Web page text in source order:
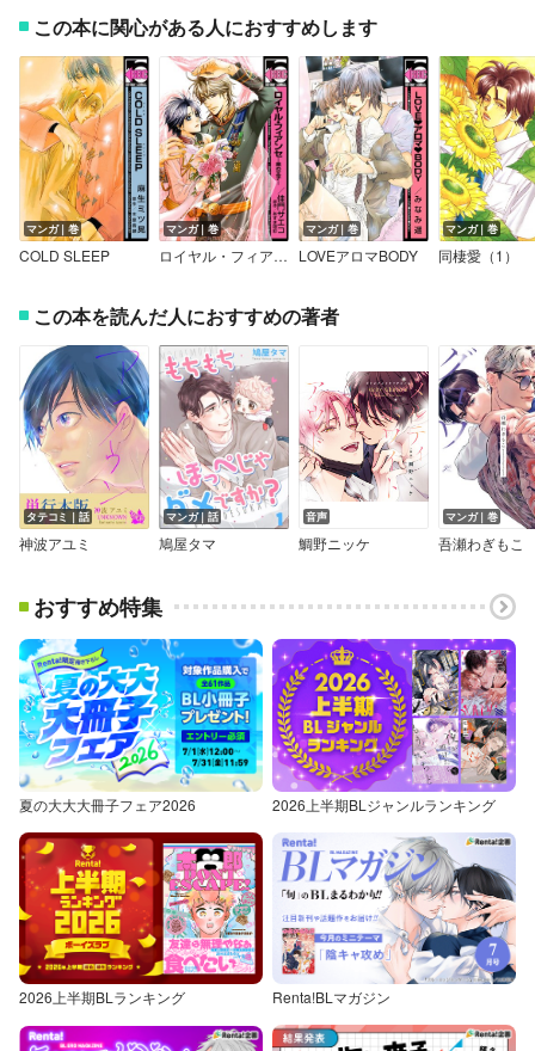
この本に関心がある人におすすめします
マンガ｜巻
COLD SLEEP
マンガ｜巻
ロイヤル・フィアンセ―黒の王子―＜単行本未収録ショート付＞
マンガ｜巻
LOVEアロマBODY
マンガ｜巻
同棲愛（1）
この本を読んだ人におすすめの著者
タテコミ｜話
神波アユミ
マンガ｜話
鳩屋タマ
音声
鯛野ニッケ
マンガ｜巻
吾瀬わぎもこ
おすすめ特集
夏の大大大冊子フェア2026 2026上半期BLジャンルランキング
2026上半期BLランキング Renta!BLマガジン